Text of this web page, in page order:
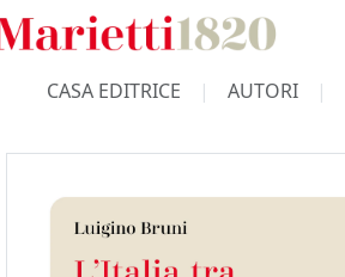
CASA EDITRICE AUTORI